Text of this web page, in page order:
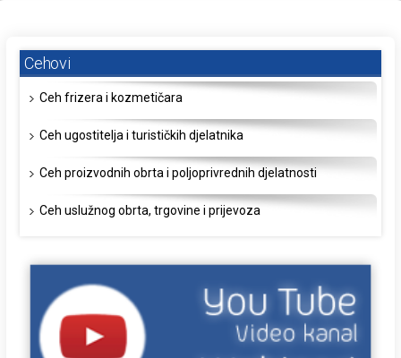
Cehovi
Ceh frizera i kozmetičara
Ceh ugostitelja i turističkih djelatnika
Ceh proizvodnih obrta i poljoprivrednih djelatnosti
Ceh uslužnog obrta, trgovine i prijevoza